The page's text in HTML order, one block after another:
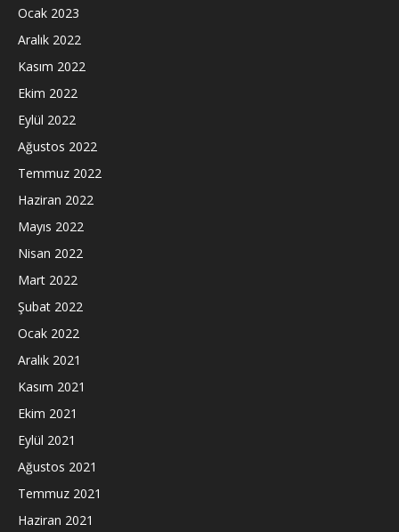
Ocak 2023
Aralık 2022
Kasım 2022
Ekim 2022
Eylül 2022
Ağustos 2022
Temmuz 2022
Haziran 2022
Mayıs 2022
Nisan 2022
Mart 2022
Şubat 2022
Ocak 2022
Aralık 2021
Kasım 2021
Ekim 2021
Eylül 2021
Ağustos 2021
Temmuz 2021
Haziran 2021